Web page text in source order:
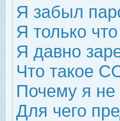
Я забыл
Я только
Я давно
Что такое
Почему я не
Для чего